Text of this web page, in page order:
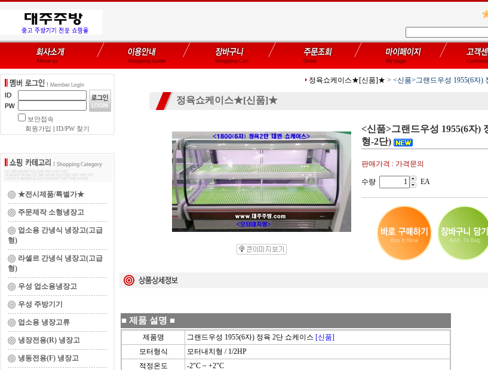
보안접속
회원가입
ID/PW 찾기
★전시제품/특별가★
주문제작 소형냉장고
업소용 간냉식 냉장고(고급
형)
라셀르 간냉식 냉장고(고급
형)
우성 업소용냉장고
우성 주방기기
업소용 냉장고류
냉장전용(R) 냉장고
냉동전용(F) 냉장고
정육쇼케이스★[신품]★ > <신품>그랜드우성 1955(6자)
정육쇼케이스★[신품]★
<신품>그랜드우성 1955(6자)
형-2단)
판매가격 : 가격문의
수량 EA
■ 제품 설명 ■
제품명 그랜드우성 1955(6자) 정육 2단 쇼케이스 [신품]
모터형식
모터내치형 / 1/2HP
적정온도
-2"C ~ +2"C